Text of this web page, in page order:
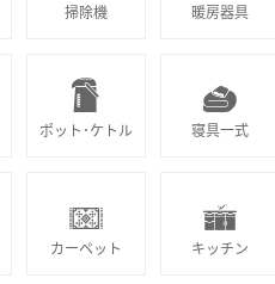
掃除機 暖房器具
ポット･ケトル 寝具一式
カーペット キッチン